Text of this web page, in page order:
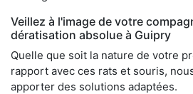
Veillez à l'image de votre
dératisation absolue à Guipry
Quelle que soit la nature de votre
rapport avec ces rats et souris,
apporter des solutions adaptées.